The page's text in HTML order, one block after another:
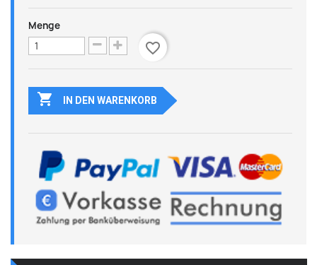
Menge
favorite_border
 IN DEN WARENKORB